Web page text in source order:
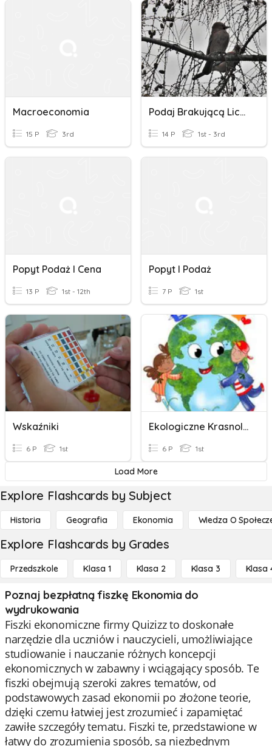
Macroeconomia
15 P 3rd
Podaj Brakującą Liczbę - Dodawanie I Odejmowanie W Zakresie 20
14 P 1st - 3rd
Popyt Podaż I Cena
13 P 1st - 12th
Popyt I Podaż
7 P 1st
Wskaźniki
6 P 1st
Ekologiczne Krasnoludki
6 P 1st
Load More
Explore Flashcards by Subject
Historia Geografia Ekonomia Wiedza O
Explore Flashcards by Grades
Przedszkole Klasa 1 Klasa 2 Klasa 3 Klasa
Poznaj bezpłatną fiszkę Ekonomia do
wydrukowania
Fiszki ekonomiczne firmy Quizizz to doskonałe
narzędzie dla uczniów i nauczycieli, umożliwiające
studiowanie i nauczanie różnych koncepcji
ekonomicznych w zabawny i wciągający sposób. Te
fiszki obejmują szeroki zakres tematów, od
podstawowych zasad ekonomii po złożone teorie,
dzięki czemu łatwiej jest zrozumieć i zapamiętać
zawiłe szczegóły tematu. Fiszki te, przedstawione w
łatwy do zrozumienia sposób, są niezbędnym